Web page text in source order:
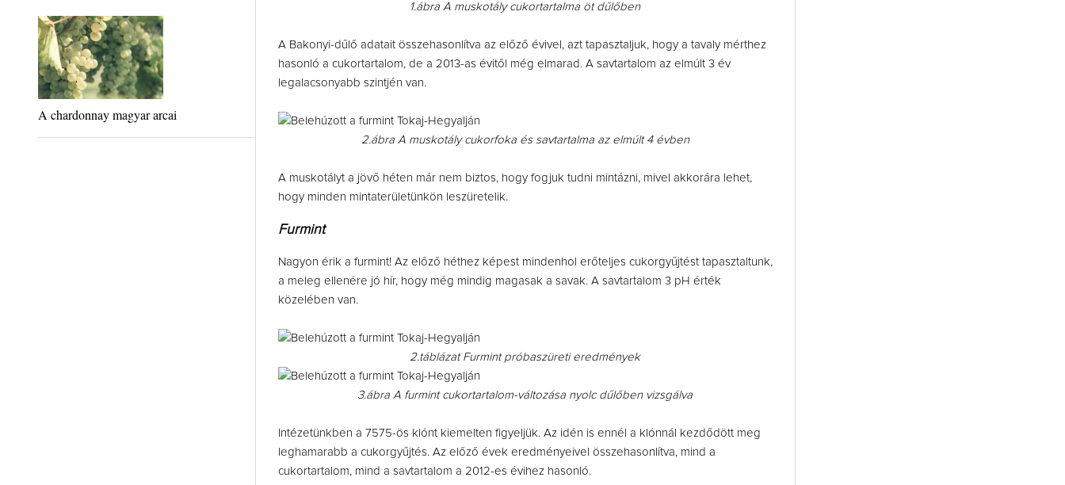
A chardonnay magyar arcai
1.ábra A muskotály cukortartalma öt dűlőben
A Bakonyi-dűlő adatait összehasonlítva az előző évivel, azt tapasztaljuk, hogy a tavaly mérthez
hasonló a cukortartalom, de a 2013-as évitől még elmarad. A savtartalom az elmúlt 3 év
legalacsonyabb szintjén van.
2.ábra A muskotály cukorfoka és savtartalma az elmúlt 4 évben
A muskotályt a jövő héten már nem biztos, hogy fogjuk tudni mintázni, mivel akkorára lehet,
hogy minden mintaterületünkön leszüretelik.
Furmint
Nagyon érik a furmint! Az előző héthez képest mindenhol erőteljes cukorgyűjtést tapasztaltunk,
a meleg ellenére jó hír, hogy még mindig magasak a savak. A savtartalom 3 pH érték
közelében van.
2.táblázat Furmint próbaszüreti eredmények
3.ábra A furmint cukortartalom-változása nyolc dűlőben vizsgálva
Intézetünkben a 7575-ös klónt kiemelten figyeljük. Az idén is ennél a klónnál kezdődött meg
leghamarabb a cukorgyűjtés. Az előző évek eredményeivel összehasonlítva, mind a
cukortartalom, mind a savtartalom a 2012-es évihez hasonló.